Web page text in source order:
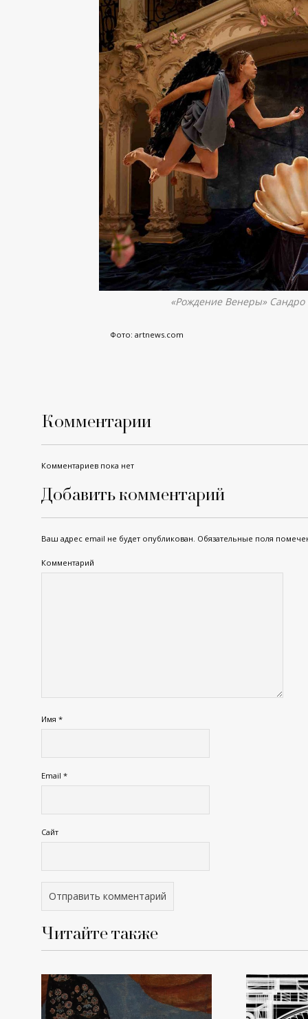
«Рождение Венеры»
Фото: artnews.com
Комментарии
Комментариев пока нет
Добавить комментарий
Ваш адрес email не будет опубликован. Обязательные поля
Комментарий
Имя *
Email *
Сайт
Читайте также